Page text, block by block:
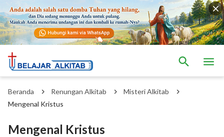
Beranda Renungan Alkitab
Misteri Alkitab
Mengenal Kristus
Mengenal Kristus